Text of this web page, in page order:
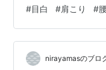
レンタル衣裳（
https://
タル衣装 函館和洋
写真撮影 〒040-
#目白 #肩こり #
nirayamasのブロ